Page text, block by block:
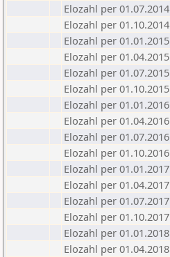
Elozahl per 01.07.2014
Elozahl per 01.10.2014
Elozahl per 01.01.2015
Elozahl per 01.04.2015
Elozahl per 01.07.2015
Elozahl per 01.10.2015
Elozahl per 01.01.2016
Elozahl per 01.04.2016
Elozahl per 01.07.2016
Elozahl per 01.10.2016
Elozahl per 01.01.2017
Elozahl per 01.04.2017
Elozahl per 01.07.2017
Elozahl per 01.10.2017
Elozahl per 01.01.2018
Elozahl per 01.04.2018